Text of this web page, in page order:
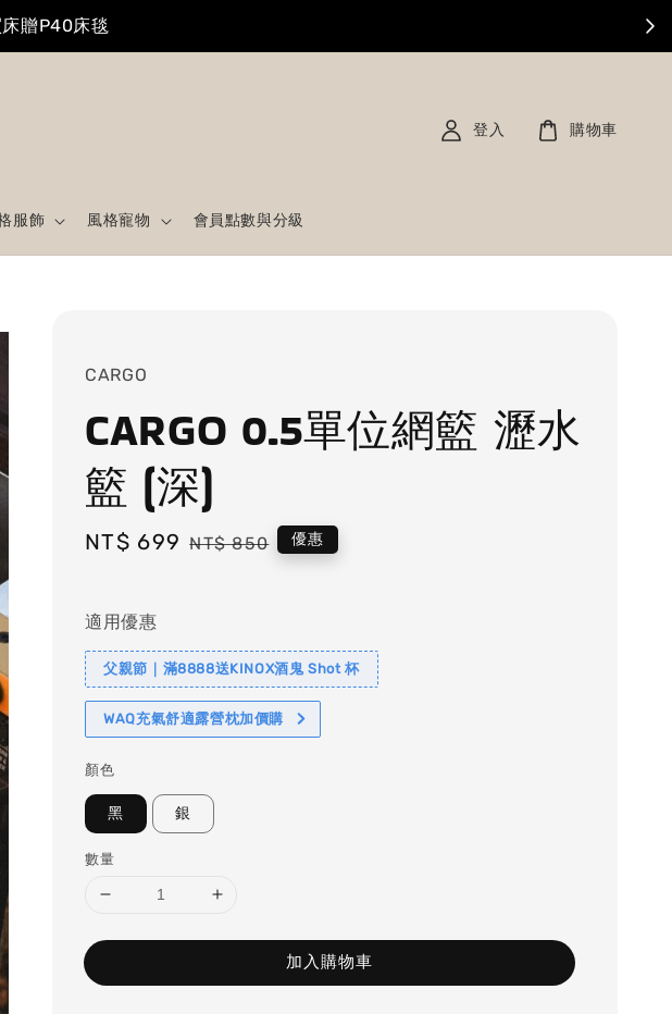
贈P40床毯
服飾 風格寵物 會員點數與分級
登入 購物車
CARGO
CARGO 0.5單位網籃 瀝水
籃 (深)
Sale
NT$ 699 Regular
NT$ 850 優惠
適用優惠
父親節｜滿8888送KINOX酒鬼 Shot 杯
WAQ充氣舒適露營枕加價購
顏色
黑 銀
數量
加入購物車